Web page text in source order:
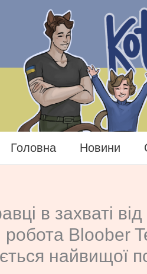
Головна Новини
в захваті
робота Bloober
найвищої